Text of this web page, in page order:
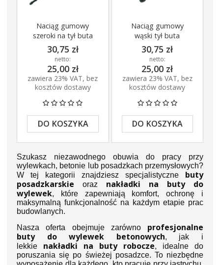
Naciąg gumowy
szeroki na tył buta
30,75 zł
netto:
25,00 zł
zawiera 23% VAT, bez
kosztów dostawy
DO KOSZYKA
Naciąg gumowy
wąski tył buta
30,75 zł
netto:
25,00 zł
zawiera 23% VAT, bez
kosztów dostawy
DO KOSZYKA
Szukasz niezawodnego obuwia do pracy przy
wylewkach, betonie lub posadzkach przemysłowych?
W tej kategorii znajdziesz specjalistyczne buty
posadzkarskie oraz nakładki na buty do
wylewek, które zapewniają komfort, ochronę i
maksymalną funkcjonalność na każdym etapie prac
budowlanych.
Nasza oferta obejmuje zarówno profesjonalne
buty do wylewek betonowych, jak i
lekkie nakładki na buty robocze, idealne do
poruszania się po świeżej posadzce. To niezbędne